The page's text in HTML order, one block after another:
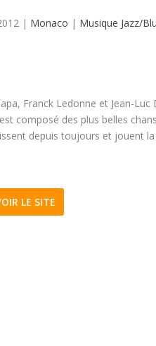
| Monaco | Musique Jazz/
Franck Ledonne et Jean-
composé des plus belles
depuis toujours et jouent
LE SITE